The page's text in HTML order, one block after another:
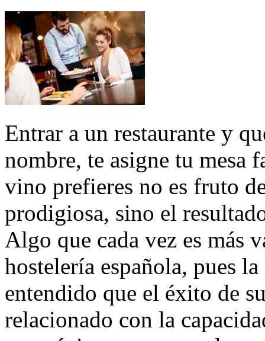
Entrar a un restaurante y
nombre, te asigne tu mesa
vino prefieres no es fruto
prodigiosa, sino el
Algo que cada vez es más
hostelería española, pues
entendido que el éxito de
relacionado con la